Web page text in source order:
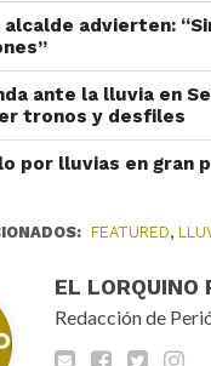
alcalde advierten:
ante la lluvia en
tronos y desfiles
por lluvias en gran
FEATURED,
EL LORQUINO
Redacción de